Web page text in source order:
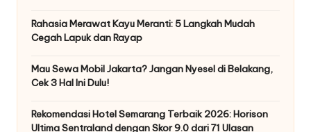
Rahasia Merawat Kayu Meranti: 5 Langkah Mudah
Cegah Lapuk dan Rayap
Mau Sewa Mobil Jakarta? Jangan Nyesel di Belakang,
Cek 3 Hal Ini Dulu!
Rekomendasi Hotel Semarang Terbaik 2026: Horison
Ultima Sentraland dengan Skor 9.0 dari 71 Ulasan